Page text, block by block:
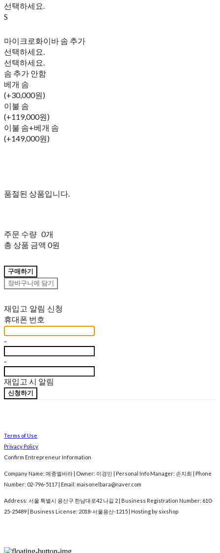
선택하세요.
S
마이크로화이바 솜 추가
선택하세요.
선택하세요.
솜 추가 안함
베개 솜
(+30,000원)
이불 솜
(+119,000원)
이불 솜+베개 솜
(+149,000원)
품절된 상품입니다.
주문 수량 0개
총 상품 금액 0원
구매하기
장바구니에 담기
재입고 알림 신청
휴대폰 번호
-
-
재입고 시 알림
신청하기
Terms of Use
Privacy Policy
Confirm Entrepreneur Information
Company Name: 메종엘바라 | Owner: 이경민 | Personal Info Manager: 손지희 | Phone
Number: 02-796-5117 | Email: maisonelbara@naver.com
Address: 서울 특별시 용산구 한남대로42 나길 2 | Business Registration Number: 610-
25-25489 | Business License: 2018-서울용산-1215 | Hosting by sixshop